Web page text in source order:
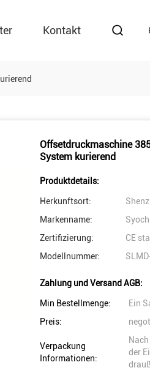
Kontakt
Offsetdruckmaschine
System kurierend
Produktdetails:
Herkunftsort:
Markenname:
Zertifizierung:
CE
Modellnummer:
Zahlung und Versand AGB:
Min Bestellmenge:
Ein
Preis:
Verpackung
Informationen:
der